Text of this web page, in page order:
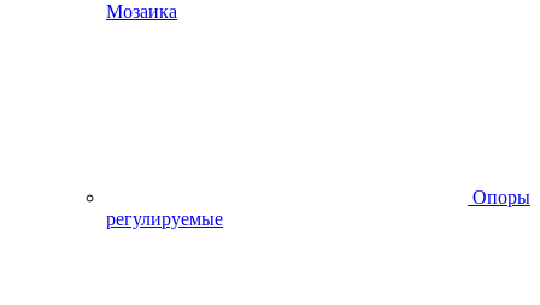
Мозаика
Опоры
регулируемые